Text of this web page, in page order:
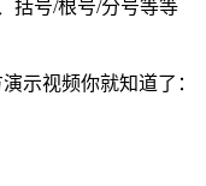
括号/根号/分号等等
示视频你就知道了：